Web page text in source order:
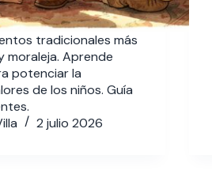
tradicionales más
moraleja. Aprende
potenciar la
de los niños. Guía
2 julio 2026